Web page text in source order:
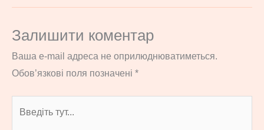
Залишити коментар
Ваша e-mail адреса не оприлюднюватиметься.
Обов’язкові поля позначені *